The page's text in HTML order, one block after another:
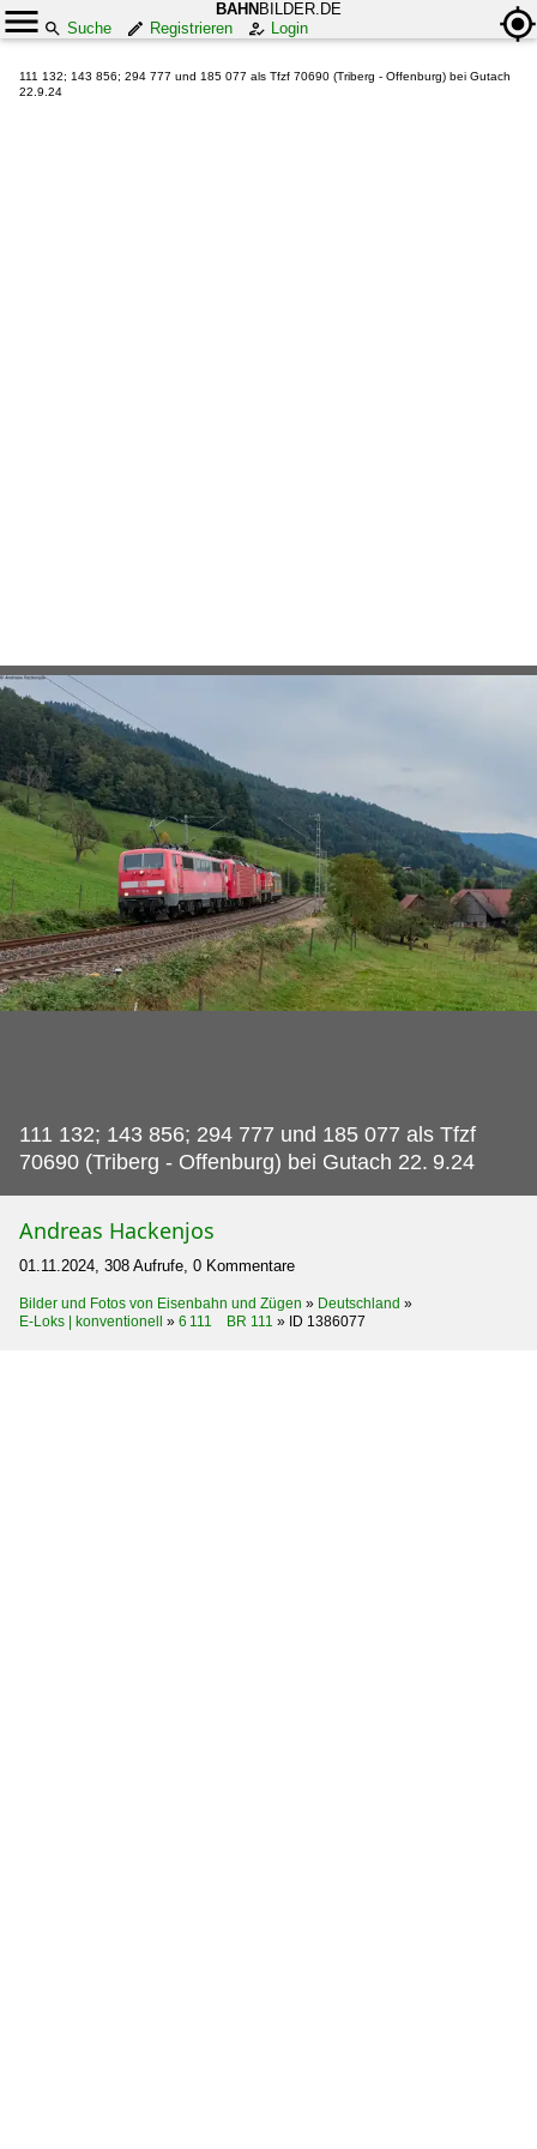
BAHN BILDER.DE
Suche
Registrieren Login
111 132; 143 856; 294 777 und 185 077 als Tfzf 70690 (Triberg - Offenburg) bei Gutach
22.9.24
111 132; 143 856; 294 777 und 185 077 als Tfzf
70690 (Triberg - Offenburg) bei Gutach 22. 9.24
Andreas Hackenjos
01.11.2024, 308 Aufrufe, 0 Kommentare
Bilder und Fotos von Eisenbahn und Zügen » Deutschland »
E-Loks | konventionell
» 6 111 BR 111 » ID 1386077